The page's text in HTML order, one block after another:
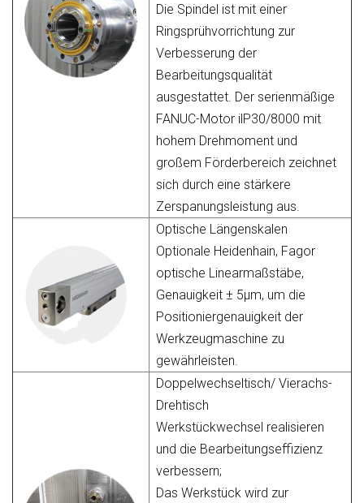
Die Spindel ist mit einer
Ringsprühvorrichtung zur
Verbesserung der
Bearbeitungsqualität
ausgestattet. Der serienmäßige
FANUC-Motor ilP30/8000 mit
hohem Drehmoment und
großem Förderbereich zeichnet
sich durch eine stärkere
Zerspanungsleistung aus.
Optische Längenskalen
Optionale Heidenhain, Fagor
optische Linearmaßstäbe,
Genauigkeit ± 5µm, um die
Positioniergenauigkeit der
Werkzeugmaschine zu
gewährleisten.
Doppelwechseltisch/ Vierachs-
Drehtisch
Werkstückwechsel realisieren
und die Bearbeitungseffizienz
verbessern;
Das Werkstück wird zur